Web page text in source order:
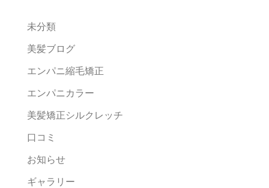
未分類
美髪ブログ
エンパニ縮毛矯正
エンパニカラー
美髪矯正シルクレッチ
口コミ
お知らせ
ギャラリー